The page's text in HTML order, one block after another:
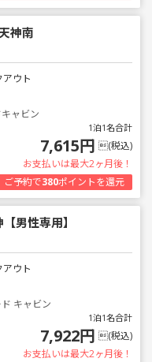
神南
ウト
ャビン
1泊1名合計
7,615円 (税込)
お支払いは最大2ヶ月後！
ご予約で380ポイントを還元
男性専用】
ウト
キャビン
1泊1名合計
7,922円 (税込)
お支払いは最大2ヶ月後！